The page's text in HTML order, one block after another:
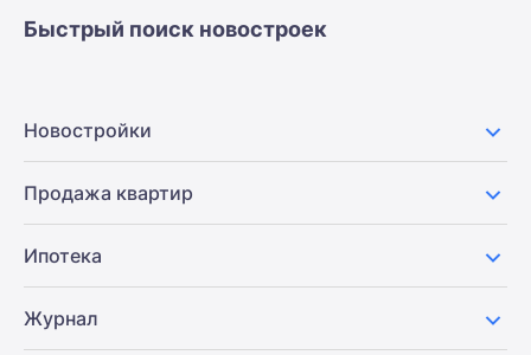
Быстрый поиск новостроек
Новостройки
Продажа квартир
Ипотека
Журнал